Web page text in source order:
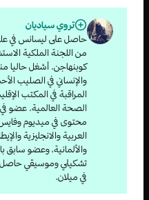
تروي سياديان
حاصل على ليسانس في
من اللجنة الملكية
كوبنهاجن. أشغل حاليا
والإنساني في الصليب
المراقبة في المكتب
الصحة العالمية. عضو
محتوى في ميديوم وفايس
العربية والانجليزية
والألمانية، وعضو سابق
تشكيلي وموسيقي حاصل
في ميلان.